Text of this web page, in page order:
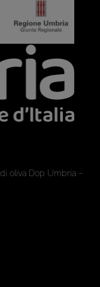
oliva Dop Umbria –